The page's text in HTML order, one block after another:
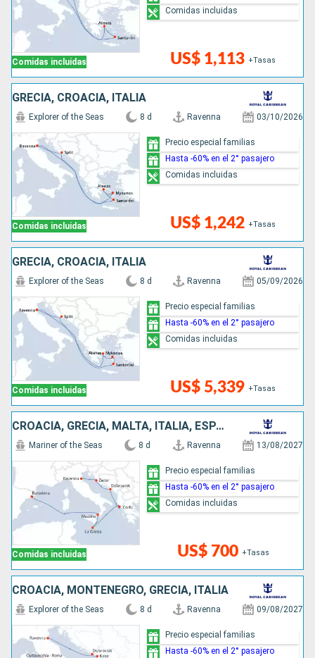
Comidas incluidas US$ 1,113 +Tasas
Comidas incluidas
GRECIA, CROACIA, ITALIA
Comidas incluidas
Explorer of the Seas 8 d Ravenna 03/10/2026
US$ 1,242 +Tasas
Precio especial familias
Hasta -60% en el 2° pasajero
Comidas incluidas
GRECIA, CROACIA, ITALIA
Comidas incluidas
Explorer of the Seas 8 d Ravenna 05/09/2026
US$ 5,339 +Tasas
Precio especial familias
Hasta -60% en el 2° pasajero
Comidas incluidas
CROACIA, GRECIA, MALTA, ITALIA, ESPAÑA
Comidas incluidas
Mariner of the Seas 8 d Ravenna 13/08/2027
US$ 700 +Tasas
Precio especial familias
Hasta -60% en el 2° pasajero
Comidas incluidas
CROACIA, MONTENEGRO, GRECIA, ITALIA
Explorer of the Seas 8 d Ravenna 09/08/2027
Precio especial familias
Hasta -60% en el 2° pasajero